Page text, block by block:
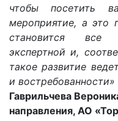
чтобы посетить
мероприятие, а это
становится все
экспертной и,
такое развитие
и востребованности»
Гаврильчева
направления, АО